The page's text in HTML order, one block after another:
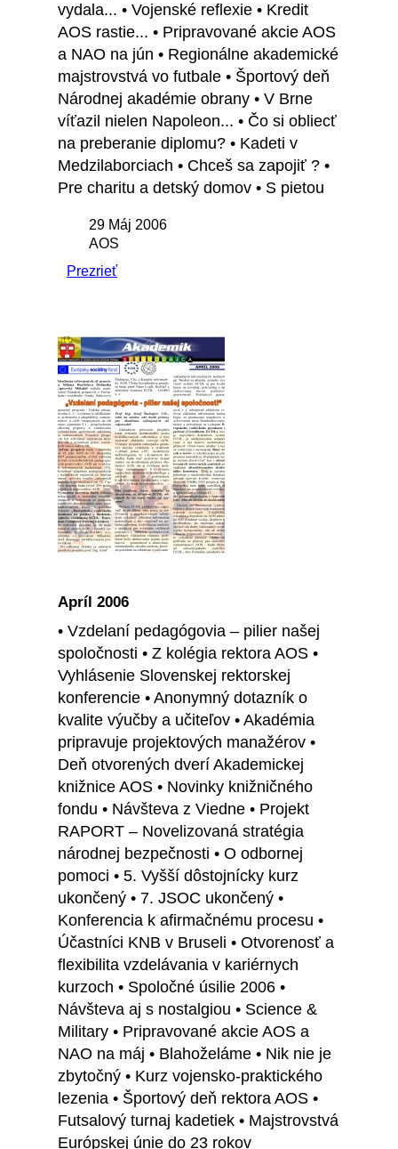
vydala... • Vojenské reflexie • Kredit
AOS rastie... • Pripravované akcie AOS
a NAO na jún • Regionálne akademické
majstrovstvá vo futbale • Športový deň
Národnej akadémie obrany • V Brne
víťazil nielen Napoleon... • Čo si obliecť
na preberanie diplomu? • Kadeti v
Medzilaborciach • Chceš sa zapojiť ? •
Pre charitu a detský domov • S pietou
29 Máj 2006
AOS
Prezrieť
Apríl 2006
• Vzdelaní pedagógovia – pilier našej
spoločnosti • Z kolégia rektora AOS •
Vyhlásenie Slovenskej rektorskej
konferencie • Anonymný dotazník o
kvalite výučby a učiteľov • Akadémia
pripravuje projektových manažérov •
Deň otvorených dverí Akademickej
knižnice AOS • Novinky knižničného
fondu • Návšteva z Viedne • Projekt
RAPORT – Novelizovaná stratégia
národnej bezpečnosti • O odbornej
pomoci • 5. Vyšší dôstojnícky kurz
ukončený • 7. JSOC ukončený •
Konferencia k afirmačnému procesu •
Účastníci KNB v Bruseli • Otvorenosť a
flexibilita vzdelávania v kariérnych
kurzoch • Spoločné úsilie 2006 •
Návšteva aj s nostalgiou • Science &
Military • Pripravované akcie AOS a
NAO na máj • Blahoželáme • Nik nie je
zbytočný • Kurz vojensko-praktického
lezenia • Športový deň rektora AOS •
Futsalový turnaj kadetiek • Majstrovstvá
Európskej únie do 23 rokov